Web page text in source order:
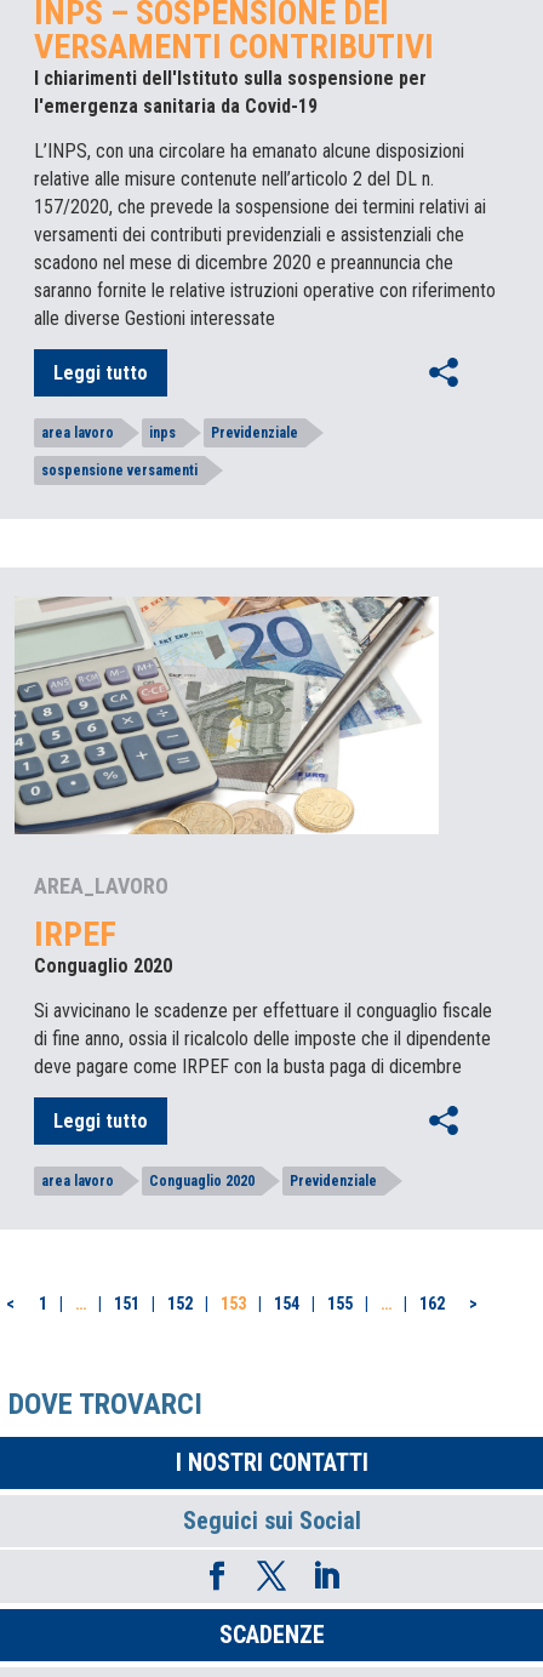
INPS – SOSPENSIONE DEI
VERSAMENTI CONTRIBUTIVI
I chiarimenti dell'Istituto sulla sospensione per
l'emergenza sanitaria da Covid-19
L’INPS, con una circolare ha emanato alcune disposizioni
relative alle misure contenute nell’articolo 2 del DL n.
157/2020, che prevede la sospensione dei termini relativi ai
versamenti dei contributi previdenziali e assistenziali che
scadono nel mese di dicembre 2020 e preannuncia che
saranno fornite le relative istruzioni operative con riferimento
alle diverse Gestioni interessate
Leggi tutto
area lavoro inps Previdenziale
sospensione versamenti
AREA_LAVORO
IRPEF
Conguaglio 2020
Si avvicinano le scadenze per effettuare il conguaglio fiscale
di fine anno, ossia il ricalcolo delle imposte che il dipendente
deve pagare come IRPEF con la busta paga di dicembre
Leggi tutto
area lavoro Conguaglio 2020 Previdenziale
PAGINAZIONE
ARTICOLI
< 1 … 151 152 153 154 155 … 162 >
DOVE TROVARCI
I NOSTRI CONTATTI
Seguici sui Social
SCADENZE